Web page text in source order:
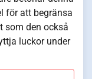
för att begränsa
som den också
luckor under